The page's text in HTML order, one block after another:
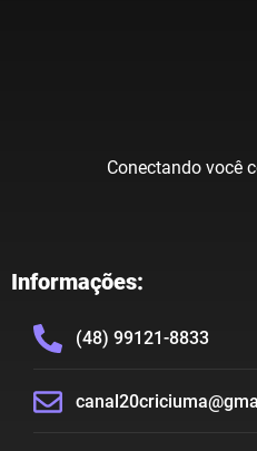
Conectando você
Informações:
(48) 99121-8833